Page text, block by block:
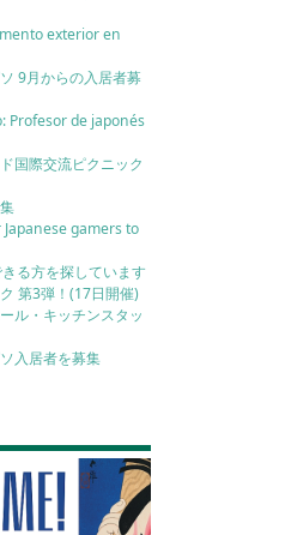
exterior en
9月からの入居者募
Profesor de japonés
国際交流ピクニック
Japanese gamers to
る方を探しています
第3弾！(17日開催)
ル・キッチンスタッ
入居者を募集